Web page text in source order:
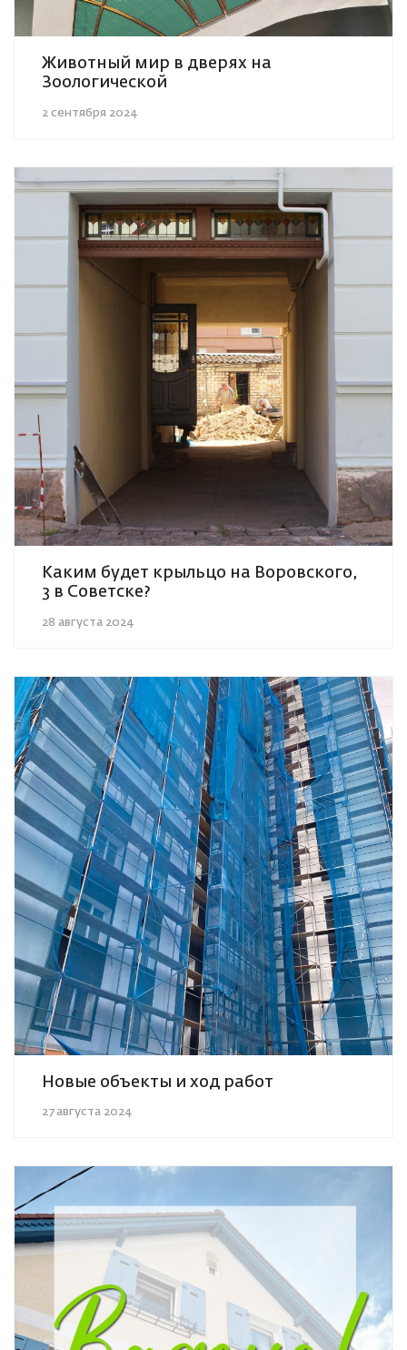
Животный мир в дверях на
Зоологической
2 сентября 2024
Каким будет крыльцо на Воровского,
3 в Советске?
28 августа 2024
Новые объекты и ход работ
27 августа 2024